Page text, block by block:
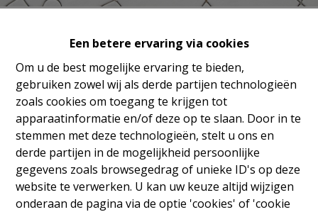
Een betere ervaring via cookies
Om u de best mogelijke ervaring te bieden,
gebruiken zowel wij als derde partijen technologieën
zoals cookies om toegang te krijgen tot
apparaatinformatie en/of deze op te slaan. Door in te
stemmen met deze technologieën, stelt u ons en
derde partijen in de mogelijkheid persoonlijke
gegevens zoals browsegedrag of unieke ID's op deze
website te verwerken. U kan uw keuze altijd wijzigen
onderaan de pagina via de optie 'cookies' of 'cookie
Oeps, deze pagina bestaat
niet meer
Te koop Te huur